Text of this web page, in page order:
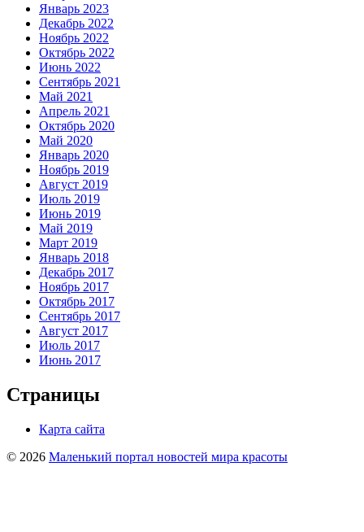
Январь 2023
Декабрь 2022
Ноябрь 2022
Октябрь 2022
Июнь 2022
Сентябрь 2021
Май 2021
Апрель 2021
Октябрь 2020
Май 2020
Январь 2020
Ноябрь 2019
Август 2019
Июль 2019
Июнь 2019
Май 2019
Март 2019
Январь 2018
Декабрь 2017
Ноябрь 2017
Октябрь 2017
Сентябрь 2017
Август 2017
Июль 2017
Июнь 2017
Страницы
Карта сайта
© 2026 Маленький портал новостей мира красоты